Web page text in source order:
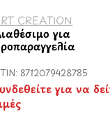
CREATION
για
8712079428785
για να